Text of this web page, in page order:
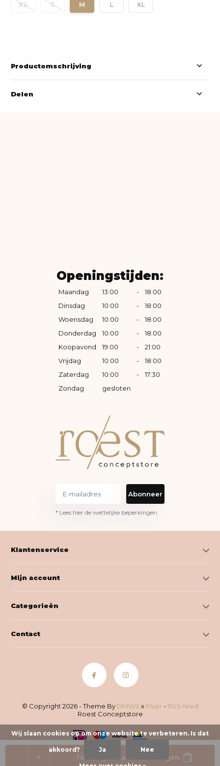
XS S M L XL
+
- Toevoegen aan winkelwagen
Productomschrijving
Delen
Openingstijden:
Maandag 13:00 -
18:00
Dinsdag
10:00 -
18:00
Woensdag
10:00 -
18:00
Donderdag
10:00 -
18:00
Koopavond
19:00 -
21:00
Vrijdag
10:00 -
18:00
Zaterdag
10:00 -
17:30
Zondag
gesloten
Abonneer
* Lees hier de wettelijke beperkingen
Klantenservice
Mijn account
Categorieën
Contact
© Copyright 2026 - Theme By DMWS x Plus+ - RSS-feed
Roest Conceptstore
Wij slaan cookies op om onze website te verbeteren. Is dat
akkoord? Ja Nee